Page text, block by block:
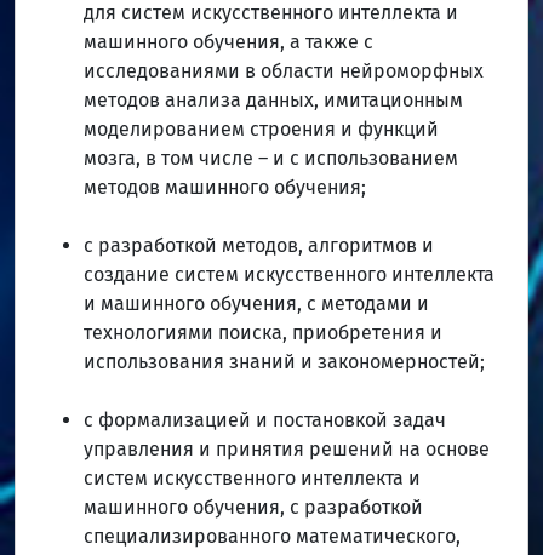
для систем искусственного интеллекта и
машинного обучения, а также с
исследованиями в области нейроморфных
методов анализа данных, имитационным
моделированием строения и функций
мозга, в том числе – и с использованием
методов машинного обучения;
с разработкой методов, алгоритмов и
создание систем искусственного интеллекта
и машинного обучения, с методами и
технологиями поиска, приобретения и
использования знаний и закономерностей;
с формализацией и постановкой задач
управления и принятия решений на основе
систем искусственного интеллекта и
машинного обучения, с разработкой
специализированного математического,